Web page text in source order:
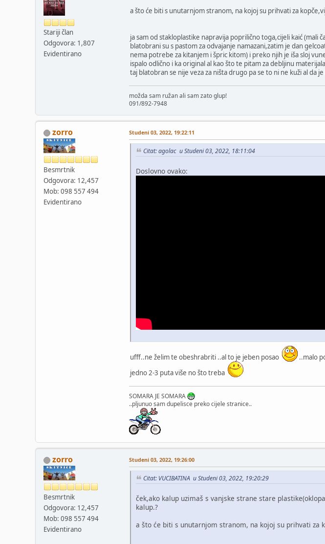
Stariji član
Odgovora: 1,807
Evidentirano
a što će biti s unutarnjom stranom, na kojoj su prihvati za
ja sam od stakloplastike napravija poprilično toga,cijeli kaić (mali
blatobrani su s pastom za odvajanje namazani,zatim je dan
nema potrebe za kitanjem i špric kitom) i preko njih je iša sloj
ispalo odlično i ka original al kao što te pitam za debljinu
taj blatobran se nije veza za ništa drugo pa se to ni ne kuži al da
možda sam ružan ali sam zato glup!
091/892-7948
zorro
Besmrtnik
Odgovora: 12,457
Mob: 098 557 494
Evidentirano
Studeni 03, 2022, 19:22:11
Citat: agolac u Studeni 03, 2022, 18:11:04
Doslovno ovako:
ufff..ne želim te obeshrabriti ..al to je jeben posao
..malo
jedno 2-3 puta više no što treba
SOMARA JE SOMARA
..pljunuo sam dupelisce preko cijele stranice..
zorro
Besmrtnik
Odgovora: 12,457
Mob: 098 557 494
Evidentirano
Studeni 03, 2022, 19:26:00
Citat: VUCIBATINA u Studeni 03, 2022, 19:20:29
ček,ako kalup uzimaš s vanjske strane stare
kalup.?
a što će biti s unutarnjom stranom, na kojoj su prihvati za